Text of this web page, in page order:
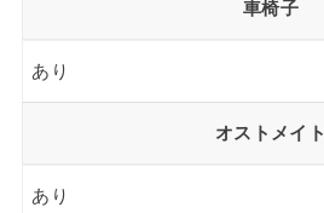
車椅子
あり
オストメイト
あり